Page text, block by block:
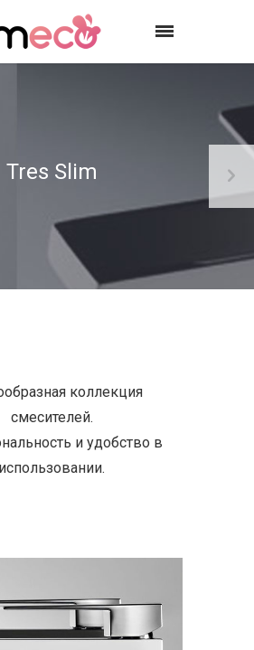
Tres Slim
коллекция
смесителей.
и удобство в
использовании.